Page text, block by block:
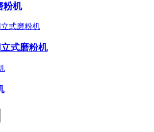
粉机
式磨粉机